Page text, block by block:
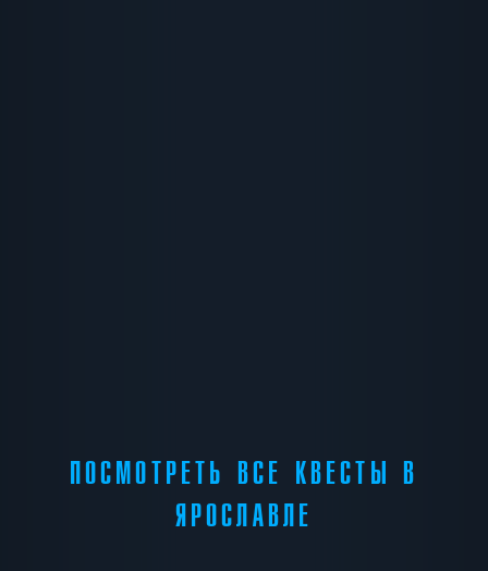
ПОСМОТРЕТЬ ВСЕ КВЕСТЫ В
ЯРОСЛАВЛЕ